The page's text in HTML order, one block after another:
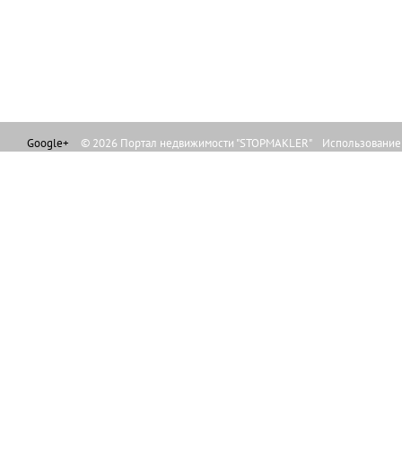
Google+ © 2026 Портал недвижимости "STOPMAKLER"